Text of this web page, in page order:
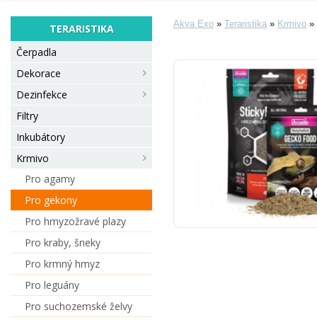
TERARISTIKA
Čerpadla
Dekorace
Dezinfekce
Filtry
Inkubátory
Krmivo
Pro agamy
Pro gekony
Pro hmyzožravé plazy
Pro kraby, šneky
Pro krmný hmyz
Pro leguány
Pro suchozemské želvy
Akva Exo » Teraristika » Krmivo »